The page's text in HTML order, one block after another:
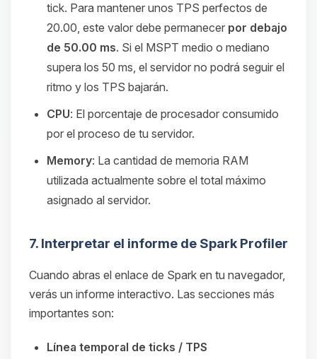
tick. Para mantener unos TPS perfectos de
20.00, este valor debe permanecer por debajo
de 50.00 ms. Si el MSPT medio o mediano
supera los 50 ms, el servidor no podrá seguir el
ritmo y los TPS bajarán.
CPU: El porcentaje de procesador consumido
por el proceso de tu servidor.
Memory: La cantidad de memoria RAM
utilizada actualmente sobre el total máximo
asignado al servidor.
7. Interpretar el informe de Spark Profiler
Cuando abras el enlace de Spark en tu navegador,
verás un informe interactivo. Las secciones más
importantes son:
Línea temporal de ticks / TPS